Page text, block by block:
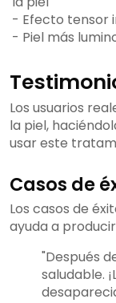
- Efecto tensor
- Piel más
Los usuarios
la piel,
usar este
Casos de
Los casos de
ayuda a
"Después
saludable.